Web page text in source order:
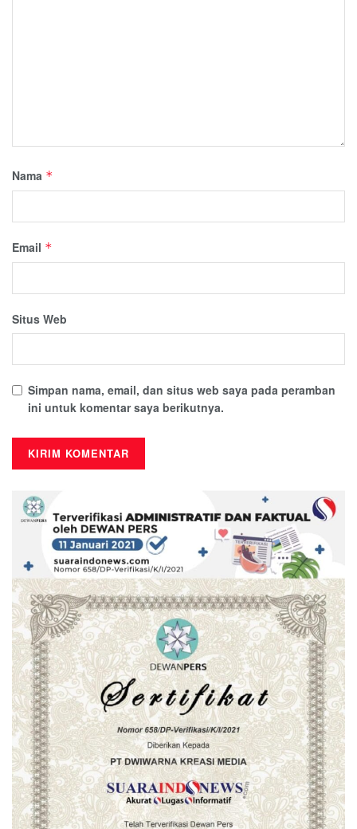
Nama *
Email *
Situs Web
Simpan nama, email, dan situs web saya pada peramban
ini untuk komentar saya berikutnya.